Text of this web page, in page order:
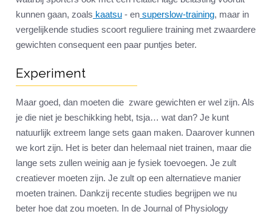
kunnen gaan, zoals kaatsu - en superslow-training, maar in
vergelijkende studies scoort reguliere training met zwaardere
gewichten consequent een paar puntjes beter.
Experiment
Maar goed, dan moeten die zware gewichten er wel zijn. Als
je die niet je beschikking hebt, tsja… wat dan? Je kunt
natuurlijk extreem lange sets gaan maken. Daarover kunnen
we kort zijn. Het is beter dan helemaal niet trainen, maar die
lange sets zullen weinig aan je fysiek toevoegen. Je zult
creatiever moeten zijn. Je zult op een alternatieve manier
moeten trainen. Dankzij recente studies begrijpen we nu
beter hoe dat zou moeten. In de Journal of Physiology